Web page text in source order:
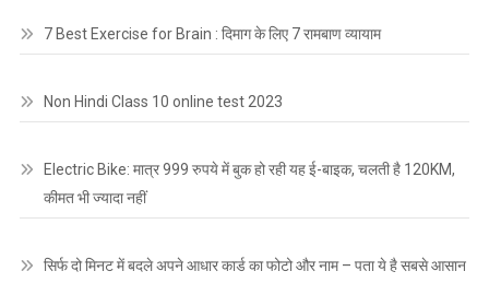
7 Best Exercise for Brain : दिमाग के लिए 7 रामबाण व्यायाम
Non Hindi Class 10 online test 2023
Electric Bike: मात्र 999 रुपये में बुक हो रही यह ई-बाइक, चलती है 120KM,
कीमत भी ज्यादा नहीं
सिर्फ दो मिनट में बदले अपने आधार कार्ड का फोटो और नाम – पता ये है सबसे आसान